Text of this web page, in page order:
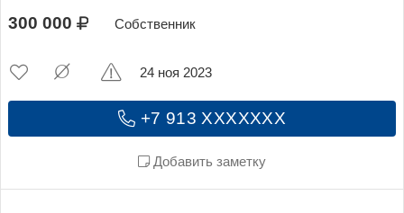
300 000 Собственник
+7 913 XXXXXXX
Добавить заметку
24 ноя 2023